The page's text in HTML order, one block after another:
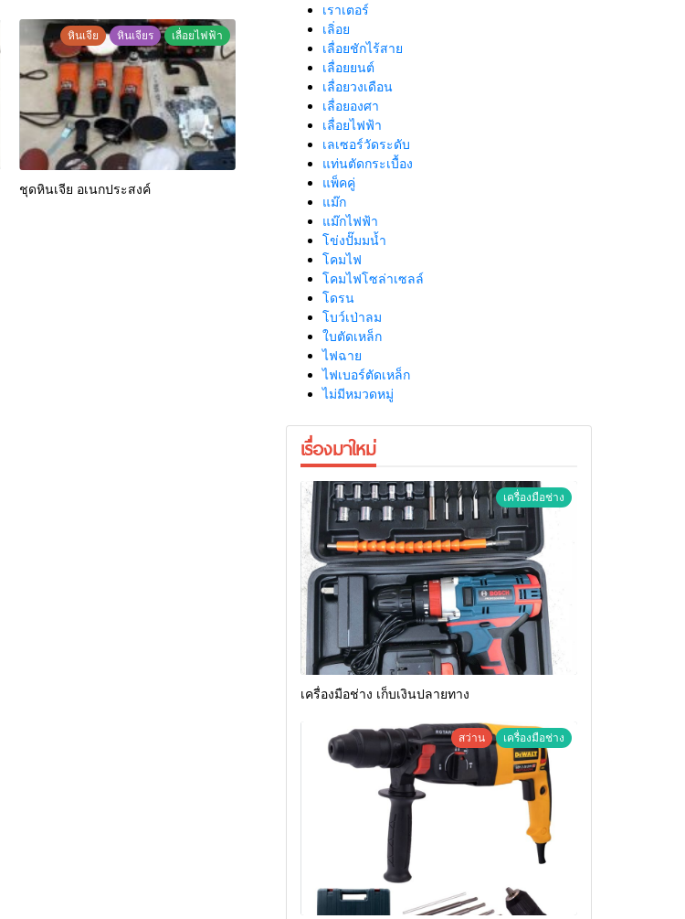
หินเจีย หินเจียร เลื่อยไฟฟ้า
ชุดหินเจีย อเนกประสงค์
เราเตอร์
เลิ่อย
เลื่อยชักไร้สาย
เลื่อยยนต์
เลื่อยวงเดือน
เลื่อยองศา
เลื่อยไฟฟ้า
เลเซอร์วัดระดับ
แท่นตัดกระเบื้อง
แพ็คคู่
แม๊ก
แม๊กไฟฟ้า
โข่งปั๊มมน้ำ
โคมไฟ
โคมไฟโซล่าเซลล์
โดรน
โบว์เป่าลม
ใบตัดเหล็ก
ไฟฉาย
ไฟเบอร์ตัดเหล็ก
ไม่มีหมวดหมู่
เรื่องมาใหม่
เครื่องมือช่าง
เครื่องมือช่าง เก็บเงินปลายทาง
สว่าน เครื่องมือช่าง